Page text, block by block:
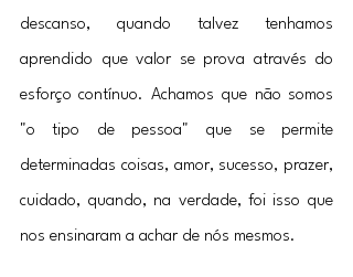
descanso, quando talvez tenhamos
aprendido que valor se prova através do
esforço contínuo. Achamos que não somos
"o tipo de pessoa" que se permite
determinadas coisas, amor, sucesso, prazer,
cuidado, quando, na verdade, foi isso que
nos ensinaram a achar de nós mesmos.